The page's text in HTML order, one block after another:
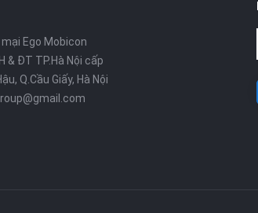
Ego Mobicon
& ĐT TP.Hà Nội cấp
Q.Cầu Giấy, Hà Nội